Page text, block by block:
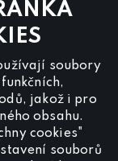
soubory
jakož i pro
obsahu.
cookies"
souborů